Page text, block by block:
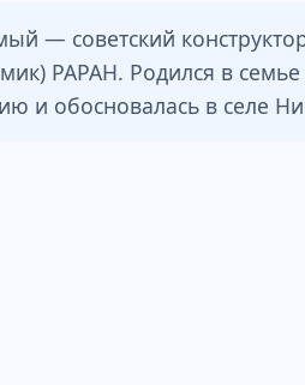
— советский
РАРАН. Родился в
и обосновалась в селе